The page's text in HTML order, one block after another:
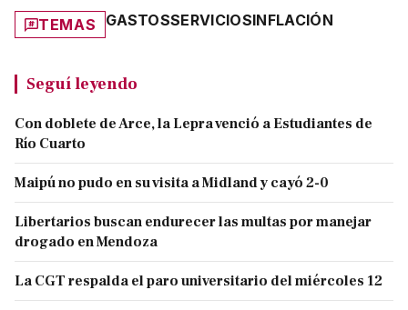
TEMAS GASTOSSERVICIOSINFLACIÓN
Seguí leyendo
Con doblete de Arce, la Lepra venció a Estudiantes de
Río Cuarto
Maipú no pudo en su visita a Midland y cayó 2-0
Libertarios buscan endurecer las multas por manejar
drogado en Mendoza
La CGT respalda el paro universitario del miércoles 12